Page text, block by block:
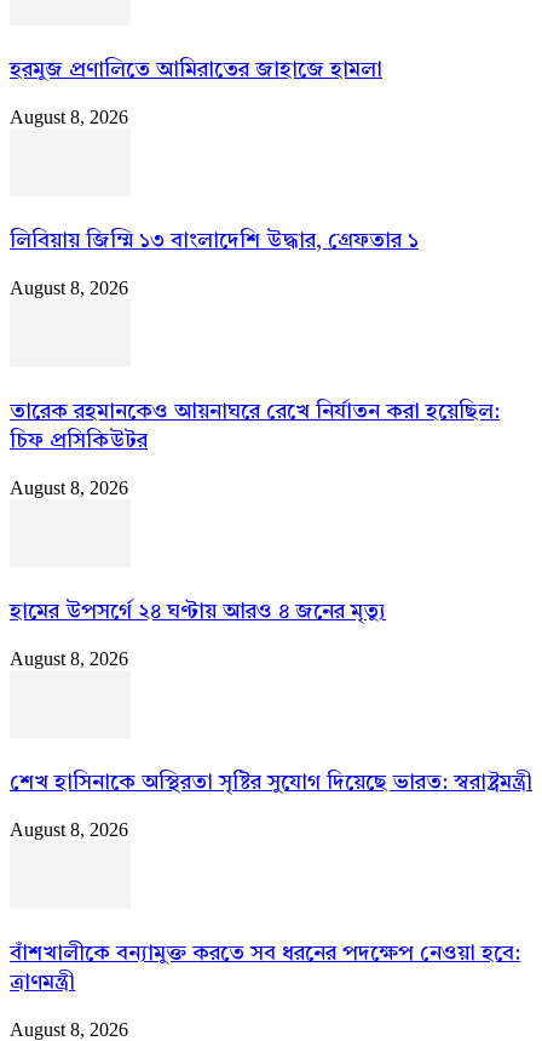
হরমুজ প্রণালিতে আমিরাতের জাহাজে হামলা
August 8, 2026
লিবিয়ায় জিম্মি ১৩ বাংলাদেশি উদ্ধার, গ্রেফতার ১
August 8, 2026
তারেক রহমানকেও আয়নাঘরে রেখে নির্যাতন করা হয়েছিল:
চিফ প্রসিকিউটর
August 8, 2026
হামের উপসর্গে ২৪ ঘণ্টায় আরও ৪ জনের মৃত্যু
August 8, 2026
শেখ হাসিনাকে অস্থিরতা সৃষ্টির সুযোগ দিয়েছে ভারত: স্বরাষ্ট্রমন্ত্রী
August 8, 2026
বাঁশখালীকে বন্যামুক্ত করতে সব ধরনের পদক্ষেপ নেওয়া হবে:
ত্রাণমন্ত্রী
August 8, 2026